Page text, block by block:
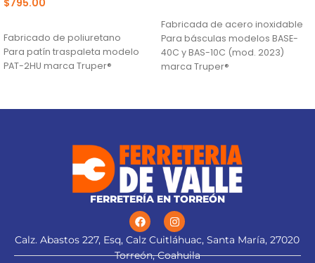
Fabricado de poliuretano
Para patín traspaleta modelo
PAT-2HU marca Truper®
Fabricada de acero inoxidable
Para básculas modelos BASE-
40C y BAS-10C (mod. 2023)
marca Truper®
FERRETERÍA EN TORREÓN
Calz. Abastos 227, Esq, Calz Cuitláhuac, Santa María, 27020
Torreón, Coahuila